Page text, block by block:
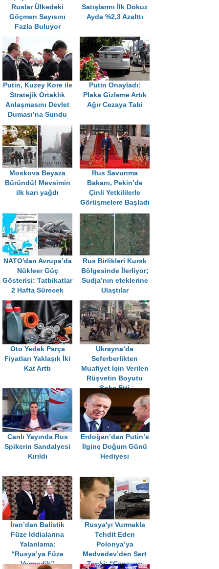
Ruslar Ülkedeki
Göçmen Sayısını
Fazla Buluyor
Satışlarını İlk Dokuz
Ayda %2,3 Azalttı
Putin, Kuzey Kore ile
Stratejik Ortaklık
Anlaşmasını Devlet
Duması’na Sundu
Putin Onayladı:
Plaka Gizleme Artık
Ağır Cezaya Tabi
Moskova Beyaza
Büründü! Mevsimin
ilk karı yağdı
Rus Savunma
Bakanı, Pekin’de
Çinli Yetkililerle
Görüşmelere Başladı
NATO'dan Avrupa’da
Nükleer Güç
Gösterisi: Tatbikatlar
2 Hafta Sürecek
Rus Birlikleri Kursk
Bölgesinde İlerliyor;
Sudja’nın eteklerine
Ulaştılar
Oto Yedek Parça
Fiyatları Yaklaşık İki
Kat Arttı
Ukrayna’da
Seferberlikten
Muafiyet İçin Verilen
Rüşvetin Boyutu
Şoke Etti
Canlı Yayında Rus
Spikerin Sandalyesi
Kırıldı
Erdoğan’dan Putin’e
İlginç Doğum Günü
Hediyesi
İran’dan Balistik
Füze İddialarına
Yalanlama:
“Rusya’ya Füze
Vermedik”
Rusya'yı Vurmakla
Tehdit Eden
Polonya’ya
Medvedev’den Sert
Tepki: “Canavarı